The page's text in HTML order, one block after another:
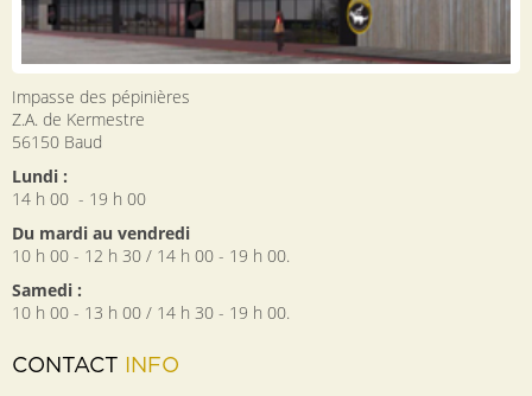
Impasse des pépinières
Z.A. de Kermestre
56150 Baud
Lundi :
14 h 00 - 19 h 00
Du mardi au vendredi
10 h 00 - 12 h 30 / 14 h 00 - 19 h 00.
Samedi :
10 h 00 - 13 h 00 / 14 h 30 - 19 h 00.
CONTACT INFO